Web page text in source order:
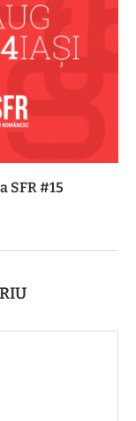
SFR #15